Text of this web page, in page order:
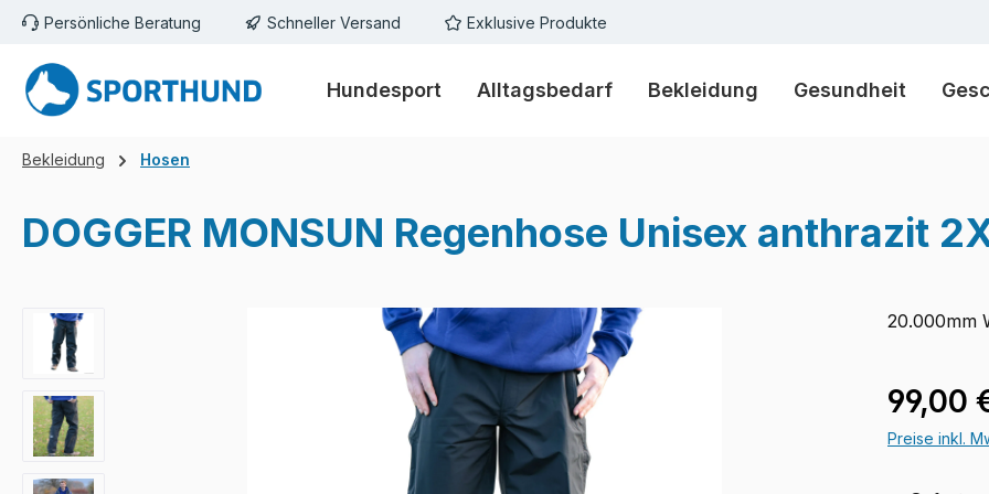
Hauptinhalt springen
Zur Suche springen
Zur Hauptnavigation springen
Persönliche Beratung Schneller Versand Exklusive Produkte
Hundesport Alltagsbedarf Bekleidung Gesundheit
Bekleidung Hosen
DOGGER MONSUN Regenhose Unisex anthrazit
Bildergalerie überspringen 20.000mm
99,00
Preise inkl.